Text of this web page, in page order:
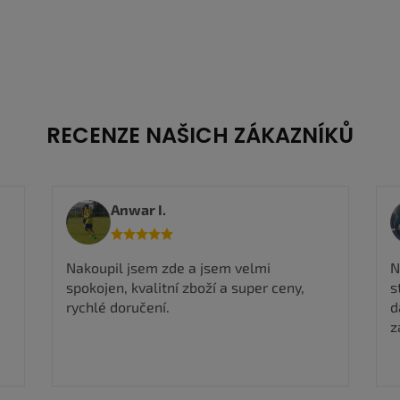
RECENZE NAŠICH ZÁKAZNÍKŮ
Viktorie M.
Nadmíru spokojena, rychlé odeslání, boty
stejné jak na fotografii takže můžu jen
dál doporučit a určitě si ještě nějaké boty